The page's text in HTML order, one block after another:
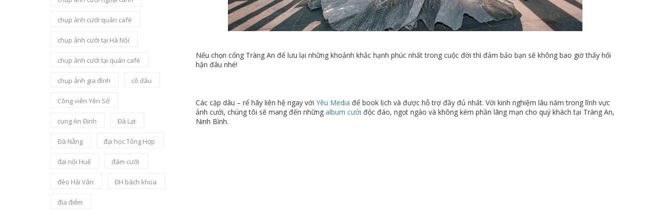
chụp ảnh cưới quán café
chụp ảnh cưới tại Hà Nội
chụp ảnh cưới tại quán café
chụp ảnh gia đình cô dâu
Công viên Yên Sở
cung An Định Đà Lạt
Đà Nẵng đại học Tổng Hợp
đại nội Huế đám cưới
đèo Hải Vân ĐH bách khoa
địa điểm
Nếu chọn cổng Tràng An để lưu lại những khoảnh khắc hạnh phúc nhất trong cuộc đời thì đảm bảo bạn sẽ không bao giờ thấy hối
hận đâu nhé!
Các cặp dâu – rể hãy liên hệ ngay với Yêu Media để book lịch và được hỗ trợ đầy đủ nhất. Với kinh nghiệm lâu năm trong lĩnh vực
ảnh cưới, chúng tôi sẽ mang đến những album cưới độc đáo, ngọt ngào và không kém phần lãng mạn cho quý khách tại Tràng An,
Ninh Bình.